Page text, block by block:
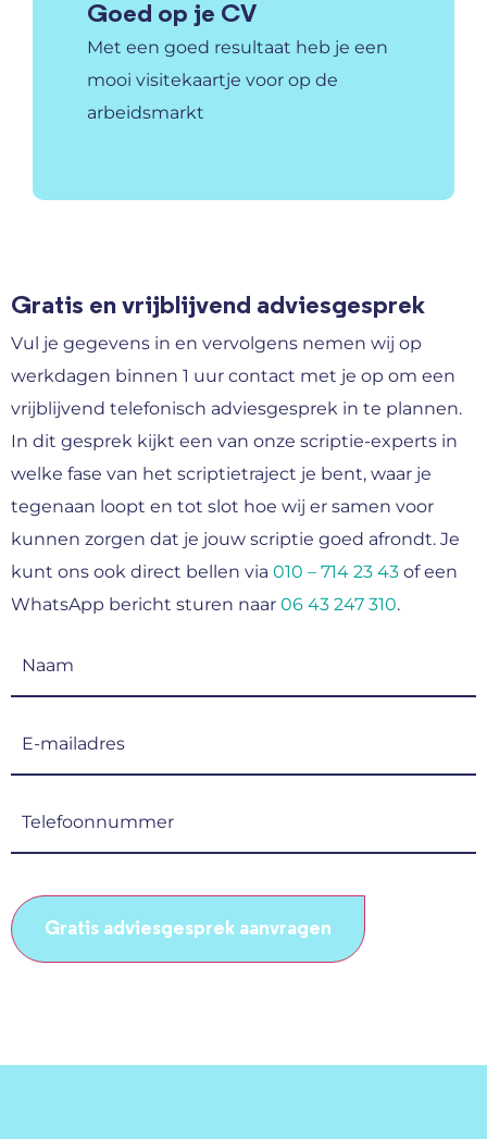
Goed op je CV
Met een goed resultaat heb je een
mooi visitekaartje voor op de
arbeidsmarkt
Gratis en vrijblijvend adviesgesprek
Vul je gegevens in en vervolgens nemen wij op
werkdagen binnen 1 uur contact met je op om een
vrijblijvend telefonisch adviesgesprek in te plannen.
In dit gesprek kijkt een van onze scriptie-experts in
welke fase van het scriptietraject je bent, waar je
tegenaan loopt en tot slot hoe wij er samen voor
kunnen zorgen dat je jouw scriptie goed afrondt. Je
kunt ons ook direct bellen via 010 – 714 23 43 of een
WhatsApp bericht sturen naar 06 43 247 310.